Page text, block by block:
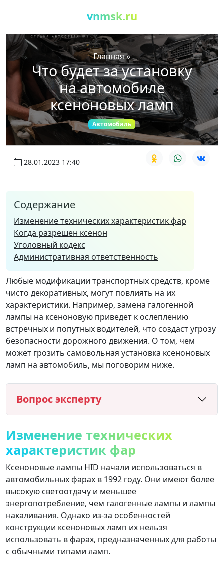
vnmsk.ru
Главная»
Что будет за установку
на автомобиле
ксеноновых ламп
Автомобиль
28.01.2023 17:40
Содержание
Изменение технических характеристик фар
Когда разрешен ксенон
Уголовный кодекс
Административная ответственность
Любые модификации транспортных средств, кроме
чисто декоративных, могут повлиять на их
характеристики. Например, замена галогенной
лампы на ксеноновую приведет к ослеплению
встречных и попутных водителей, что создаст угрозу
безопасности дорожного движения. О том, чем
может грозить самовольная установка ксеноновых
ламп на автомобиль, мы поговорим ниже.
Вопрос эксперту
Изменение технических
характеристик фар
Ксеноновые лампы HID начали использоваться в
автомобильных фарах в 1992 году. Они имеют более
высокую светоотдачу и меньшее
энергопотребление, чем галогенные лампы и лампы
накаливания. Однако из-за особенностей
конструкции ксеноновых ламп их нельзя
использовать в фарах, предназначенных для работы
с обычными типами ламп.